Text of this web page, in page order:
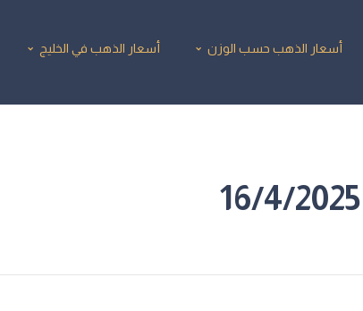
أسعار الذهب حسب الوزن أسعار الذهب في الخليج